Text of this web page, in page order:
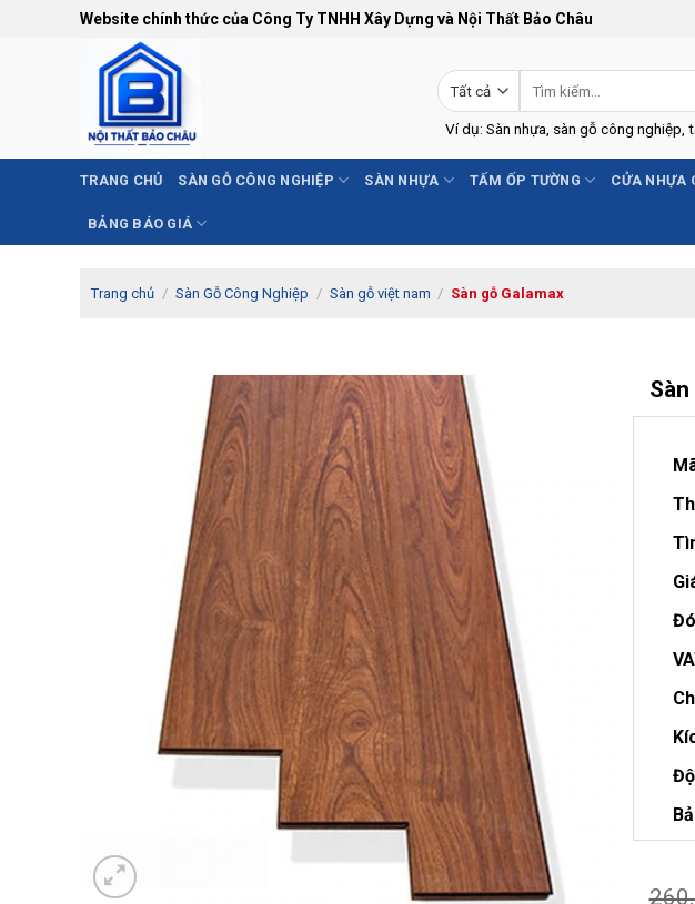
Website chính thức của Công Ty TNHH Xây Dựng và Nội Thất Bảo Châu
kiếm:
Ví dụ: Sàn nhựa, sàn gỗ công nghiệp,
TRANG CHỦ SÀN GỖ CÔNG NGHIỆP SÀN NHỰA TẤM ỐP TƯỜNG CỬA NHỰA
BẢNG BÁO GIÁ
Trang chủ / Sàn Gỗ Công Nghiệp / Sàn gỗ việt nam / Sàn gỗ Galamax